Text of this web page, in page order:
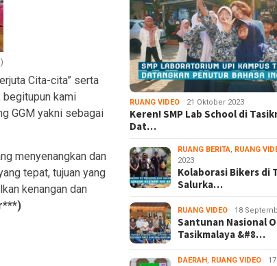
Cita-cita” serta
begitupun kami
GGM yakni sebagai
menyenangkan dan
tepat, tujuan yang
kenangan dan
RUANG VIDEO 21 Oktober 2023
Keren! SMP Lab School di
Dat…
RUANG BERITA, RUANG
2023
Kolaborasi Bikers di
Salurka…
RUANG VIDEO 18
Santunan Nasional
Tasikmalaya &#8…
DAERAH , RUANG VIDEO